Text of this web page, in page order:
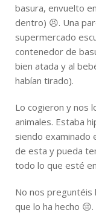
basura, envuelto
dentro) 😣. Una
supermercado
contenedor de
bien atada y al
habían tirado).
Lo cogieron y nos
animales. Estaba
siendo examinado
de esta y pueda
todo lo que esté
No nos preguntéis
que lo ha hecho